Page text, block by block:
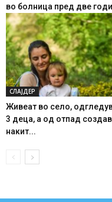
во болница пред две
СЛАЈДЕР
Живеат во село,
3 деца, а од отпад
накит...